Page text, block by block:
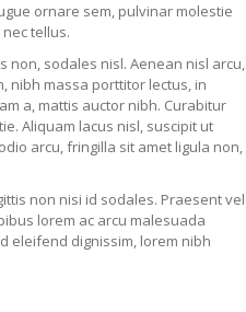
ornare sem, pulvinar molestie
tellus.
non, sodales nisl. Aenean nisl arcu,
nibh massa porttitor lectus, in
a, mattis auctor nibh. Curabitur
Aliquam lacus nisl, suscipit ut
arcu, fringilla sit amet ligula non,
non nisi id sodales. Praesent vel
lorem ac arcu malesuada
eleifend dignissim, lorem nibh